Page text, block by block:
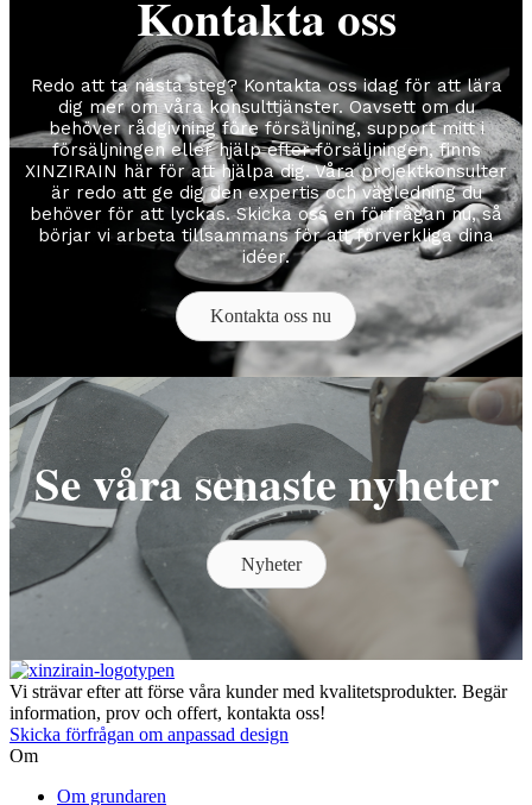
Kontakta oss
Redo att ta nästa steg? Kontakta oss idag för att lära
dig mer om våra konsulttjänster. Oavsett om du
behöver rådgivning före försäljning, support mitt i
försäljningen eller hjälp efter försäljningen, finns
XINZIRAIN här för att hjälpa dig. Våra projektkonsulter
är redo att ge dig den expertis och vägledning du
behöver för att lyckas. Skicka oss en förfrågan nu, så
börjar vi arbeta tillsammans för att förverkliga dina
idéer.
Kontakta oss nu
Se våra senaste nyheter
Nyheter
Vi strävar efter att förse våra kunder med kvalitetsprodukter. Begär
information, prov och offert, kontakta oss!
Skicka förfrågan om anpassad design
Om
Om grundaren